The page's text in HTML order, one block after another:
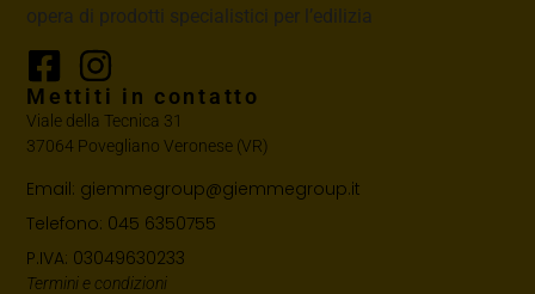
opera di prodotti specialistici per l’edilizia
Mettiti in contatto
Viale della Tecnica 31
37064 Povegliano Veronese (VR)
Email: giemmegroup@giemmegroup.it
Telefono: 045 6350755
P.IVA: 03049630233
Termini e condizioni